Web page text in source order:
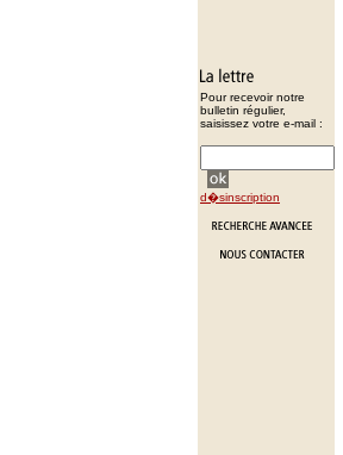
Pour recevoir notre
bulletin régulier,
saisissez votre e-mail :
d�sinscription